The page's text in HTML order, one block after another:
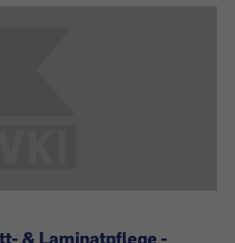
& Laminatpflege -